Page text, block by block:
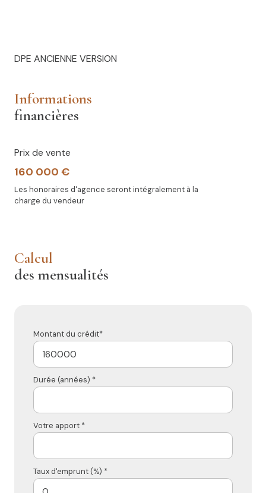
DPE ANCIENNE VERSION
informations
financières
Prix de vente
160 000 €
Les honoraires d'agence seront intégralement à la
charge du vendeur
calcul
des mensualités
Montant du crédit*
Durée (années) *
Votre apport *
Taux d'emprunt (%) *